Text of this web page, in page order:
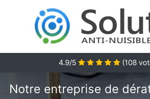
4.9/5 (108
Notre entreprise de